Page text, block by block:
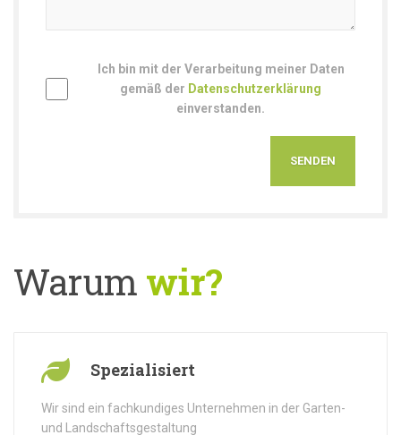
Ich bin mit der Verarbeitung meiner Daten
gemäß der Datenschutzerklärung
einverstanden.
Warum wir?
Spezialisiert
Wir sind ein fachkundiges Unternehmen in der Garten-
und Landschaftsgestaltung